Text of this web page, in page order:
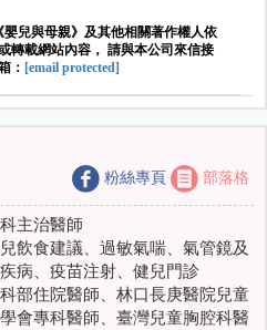
兒與母親》及其他相關著作權人依
轉載網站內容， 請與本公司來信接
： [email protected]
粉絲專頁 部落格
主治醫師
飲食建議、過敏氣喘、氣管鏡及
病、疫苗注射、健兒門診
部住院醫師、林口長庚醫院兒童
會專科醫師、臺灣兒童胸腔科醫